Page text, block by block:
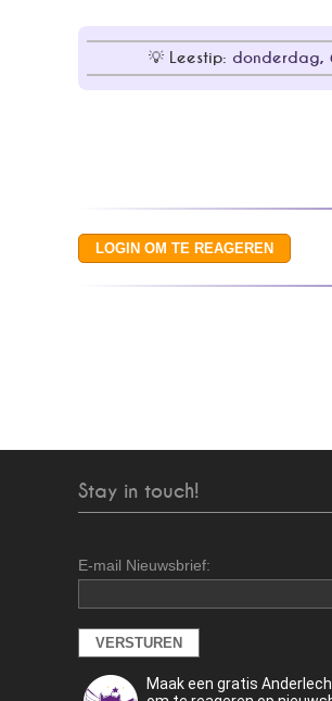
Leestip: donderdag,
Stay in touch!
E-mail Nieuwsbrief:
Maak een gratis